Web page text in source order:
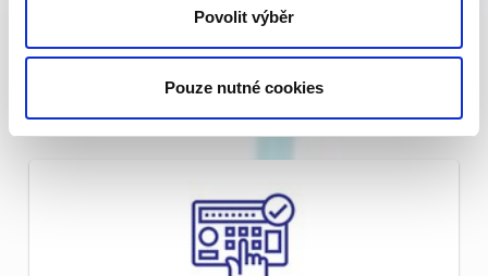
Povolit výběr
Pouze nutné cookies
let.
Více informací